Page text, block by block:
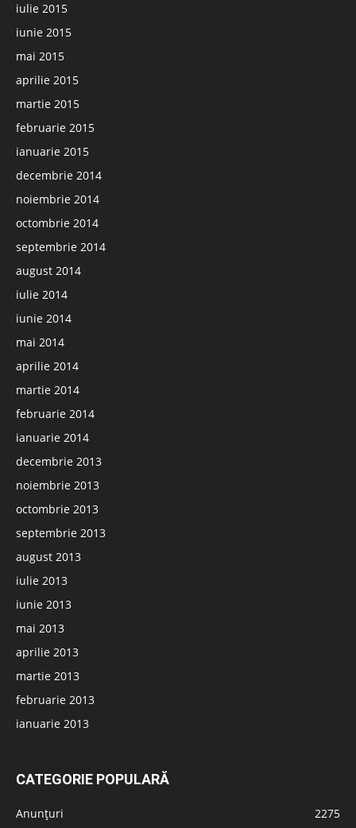
iulie 2015
iunie 2015
mai 2015
aprilie 2015
martie 2015
februarie 2015
ianuarie 2015
decembrie 2014
noiembrie 2014
octombrie 2014
septembrie 2014
august 2014
iulie 2014
iunie 2014
mai 2014
aprilie 2014
martie 2014
februarie 2014
ianuarie 2014
decembrie 2013
noiembrie 2013
octombrie 2013
septembrie 2013
august 2013
iulie 2013
iunie 2013
mai 2013
aprilie 2013
martie 2013
februarie 2013
ianuarie 2013
CATEGORIE POPULARĂ
Anunțuri
2275